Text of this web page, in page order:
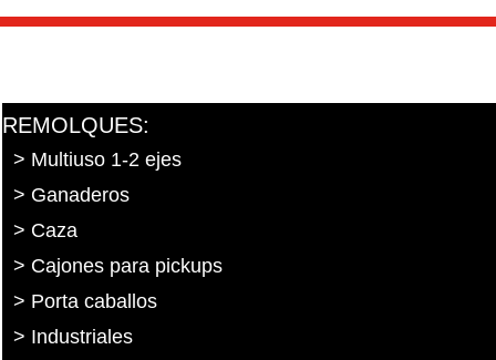
REMOLQUES:
> Multiuso 1-2 ejes
> Ganaderos
> Caza
> Cajones para pickups
> Porta caballos
> Industriales